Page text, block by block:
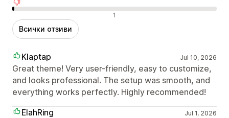
Отрицателни отзиви 1
Всички отзиви
Klaptap Jul 10, 2026
Great theme! Very user-friendly, easy to customize,
and looks professional. The setup was smooth, and
everything works perfectly. Highly recommended!
ElahRing
Jul 1, 2026